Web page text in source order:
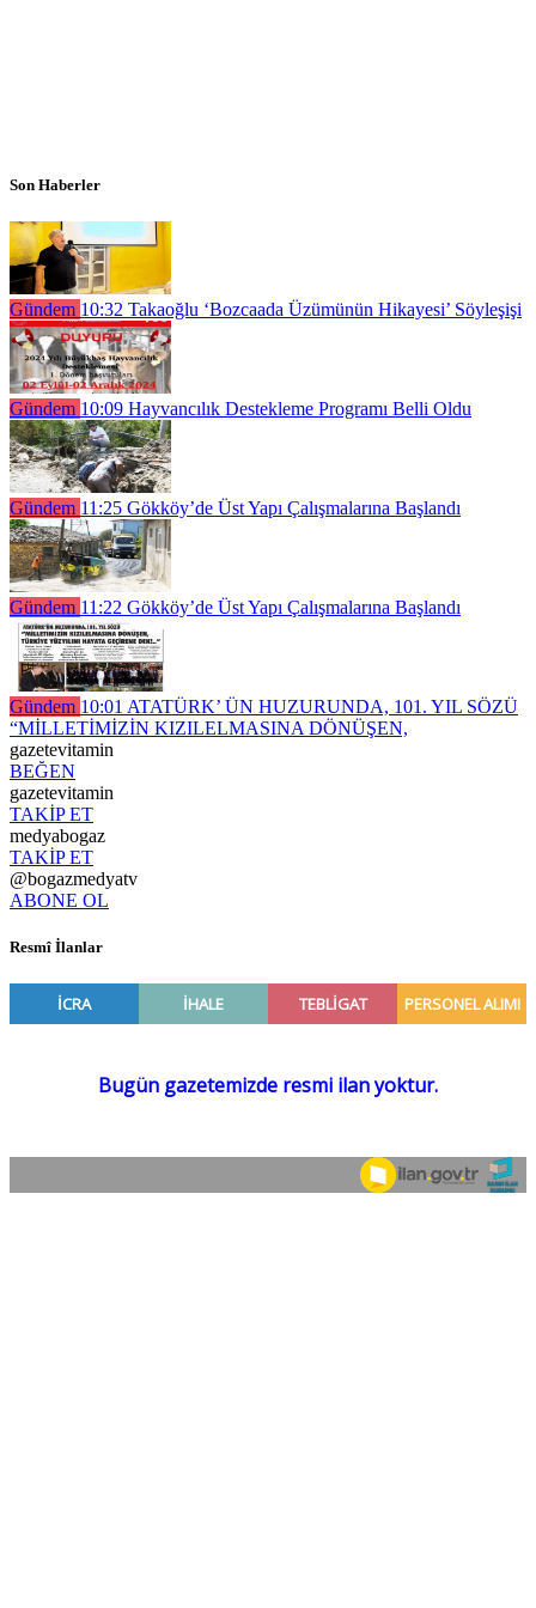
Son Haberler
Gündem 10:32 Takaoğlu ‘Bozcaada Üzümünün Hikayesi’ Söyleşişi
Gündem 10:09 Hayvancılık Destekleme Programı Belli Oldu
Gündem 11:25 Gökköy’de Üst Yapı Çalışmalarına Başlandı
Gündem 11:22 Gökköy’de Üst Yapı Çalışmalarına Başlandı
Gündem 10:01 ATATÜRK’ ÜN HUZURUNDA, 101. YIL SÖZÜ
“MİLLETİMİZİN KIZILELMASINA DÖNÜŞEN,
gazetevitamin
BEĞEN
gazetevitamin
TAKİP ET
medyabogaz
TAKİP ET
@bogazmedyatv
ABONE OL
Resmî İlanlar